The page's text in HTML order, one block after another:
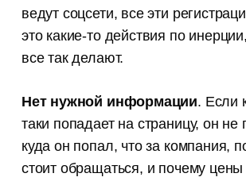
ведут соцсети, все эти
это какие-то действия по
все так делают.
Нет нужной информации. Если
таки попадает на страницу, он не
куда он попал, что за компания,
стоит обращаться, и почему